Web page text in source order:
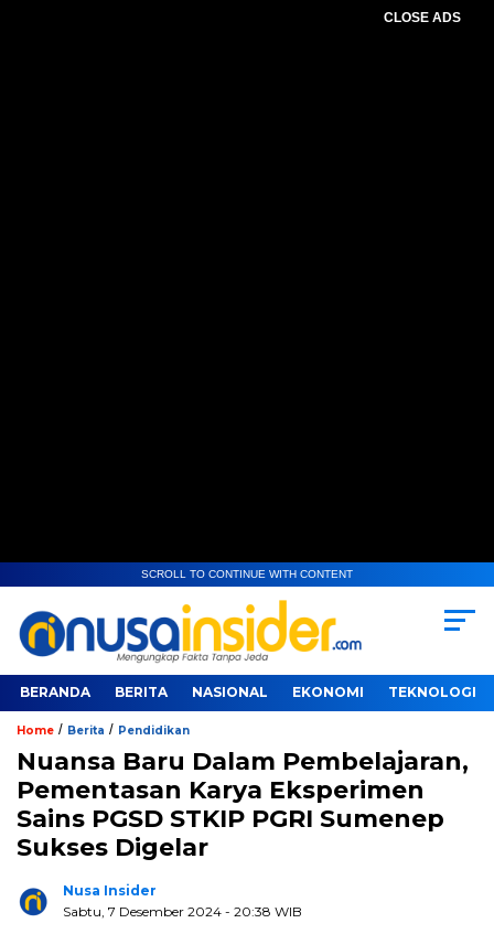
CLOSE ADS
SCROLL TO CONTINUE WITH CONTENT
BERANDA BERITA NASIONAL EKONOMI TEKNOLOGI
Home / Berita / Pendidikan
Nuansa Baru Dalam Pembelajaran,
Pementasan Karya Eksperimen
Sains PGSD STKIP PGRI Sumenep
Sukses Digelar
Nusa Insider
Sabtu, 7 Desember 2024 - 20:38 WIB